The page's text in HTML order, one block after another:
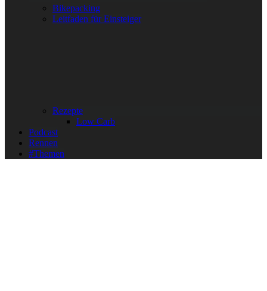
Bikepacking
Leitfaden für Einsteiger
Rezepte
Low Carb
Podcast
Rennen
#Themen